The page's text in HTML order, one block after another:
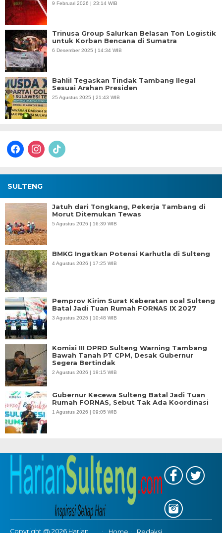
9 Februari 2026 | 23:14 WIB
Trinusa Group Salurkan Belasan Ton Logistik
untuk Korban Bencana di Sumatra
6 Desember 2025 | 14:34 WIB
Bahlil Tegaskan Tindak Tambang Ilegal
Sesuai Arahan Presiden
25 Agustus 2025 | 21:43 WIB
facebookinstagram
tiktok
SULTENG
Jatuh dari Tongkang, Pekerja Tambang di
Morut Ditemukan Tewas
5 Agustus 2026 | 16:39 WIB
BMKG Ingatkan Potensi Karhutla di Sulteng
4 Agustus 2026 | 17:25 WIB
Pemprov Kirim Surat Keberatan soal Sulteng
Batal Jadi Tuan Rumah FORNAS IX 2027
3 Agustus 2026 | 10:48 WIB
Komisi III DPRD Sulteng Warning Tambang
Bawah Tanah PT CPM, Desak Gubernur
Segera Bertindak
2 Agustus 2026 | 19:15 WIB
Gubernur Kecewa Sulteng Batal Jadi Tuan
Rumah FORNAS, Sebut Tak Ada Koordinasi
1 Agustus 2026 | 09:05 WIB
Copyright @ 2026 Harian